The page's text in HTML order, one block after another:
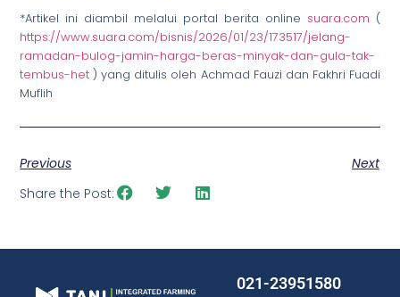
*Artikel ini diambil melalui portal berita online suara.com (
https://www.suara.com/bisnis/2026/01/23/173517/jelang-
ramadan-bulog-jamin-harga-beras-minyak-dan-gula-tak-
tembus-het ) yang ditulis oleh Achmad Fauzi dan Fakhri Fuadi
Muflih
Previous
Next
Share the Post:
021-23951580